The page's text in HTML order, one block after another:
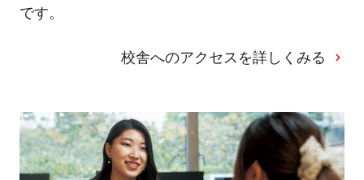
です。
校舎へのアクセスを詳しくみる